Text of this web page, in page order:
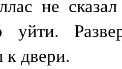
не сказал
уйти.
к двери.